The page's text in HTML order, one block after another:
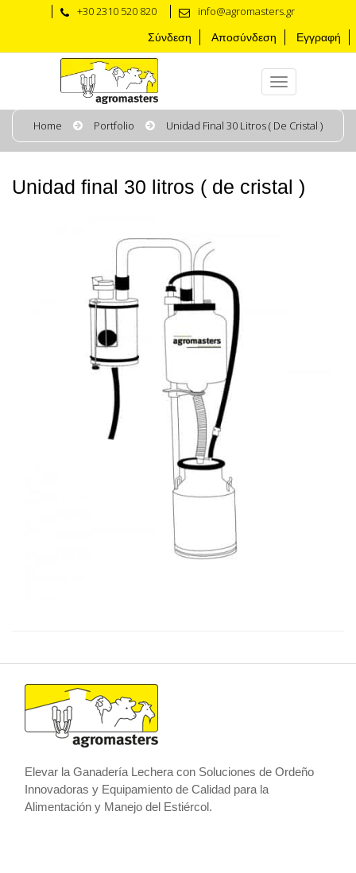
+30 2310 520 820 info@agromasters.gr
Σύνδεση Αποσύνδεση Εγγραφή
Home Portfolio Unidad Final 30 Litros ( De Cristal )
Unidad final 30 litros ( de cristal )
Elevar la Ganadería Lechera con Soluciones de Ordeño
Innovadoras y Equipamiento de Calidad para la
Alimentación y Manejo del Estiércol.